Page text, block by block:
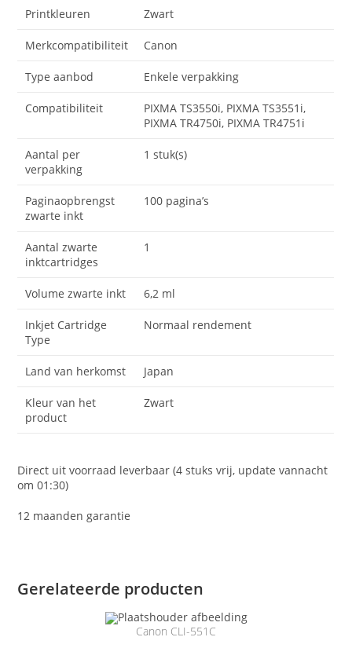
Printkleuren Zwart
Merkcompatibiliteit Canon
Type aanbod Enkele verpakking
Compatibiliteit
PIXMA TS3550i, PIXMA TS3551i,
PIXMA TR4750i, PIXMA TR4751i
Aantal per
verpakking
1 stuk(s)
Paginaopbrengst
zwarte inkt
100 pagina’s
Aantal zwarte
inktcartridges
1
Volume zwarte inkt 6,2 ml
Inkjet Cartridge
Type
Normaal rendement
Land van herkomst Japan
Kleur van het
product
Zwart
Direct uit voorraad leverbaar (4 stuks vrij, update vannacht
om 01:30)
12 maanden garantie
Gerelateerde producten
Canon CLI-551C